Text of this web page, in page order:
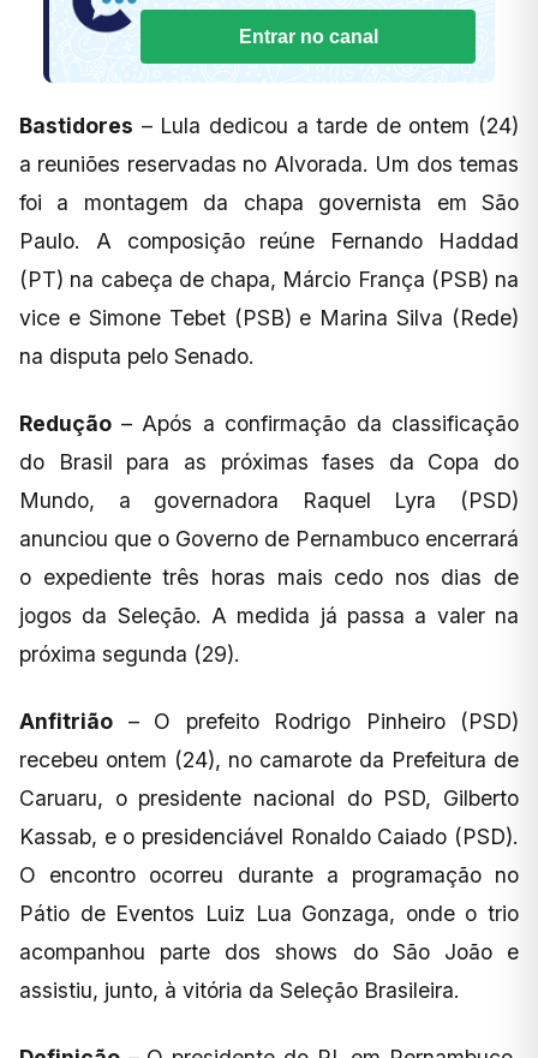
Entrar no canal
Bastidores – Lula dedicou a tarde de ontem (24)
a reuniões reservadas no Alvorada. Um dos temas
foi a montagem da chapa governista em São
Paulo. A composição reúne Fernando Haddad
(PT) na cabeça de chapa, Márcio França (PSB) na
vice e Simone Tebet (PSB) e Marina Silva (Rede)
na disputa pelo Senado.
Redução – Após a confirmação da classificação
do Brasil para as próximas fases da Copa do
Mundo, a governadora Raquel Lyra (PSD)
anunciou que o Governo de Pernambuco encerrará
o expediente três horas mais cedo nos dias de
jogos da Seleção. A medida já passa a valer na
próxima segunda (29).
Anfitrião – O prefeito Rodrigo Pinheiro (PSD)
recebeu ontem (24), no camarote da Prefeitura de
Caruaru, o presidente nacional do PSD, Gilberto
Kassab, e o presidenciável Ronaldo Caiado (PSD).
O encontro ocorreu durante a programação no
Pátio de Eventos Luiz Lua Gonzaga, onde o trio
acompanhou parte dos shows do São João e
assistiu, junto, à vitória da Seleção Brasileira.